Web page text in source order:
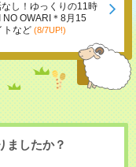
なし！ゆっくりの11時
NO OWARI＊8月15
トなど (8/7UP!)
ましたか？